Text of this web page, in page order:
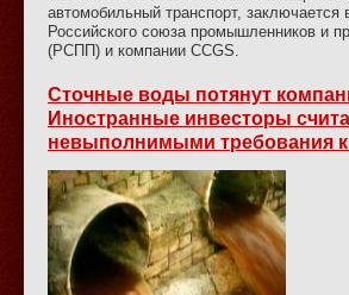
автомобильный транспорт, заключается
Российского союза промышленников и
(РСПП) и компании CCGS.
Сточные воды потянут
Иностранные инвесторы
невыполнимыми требования к